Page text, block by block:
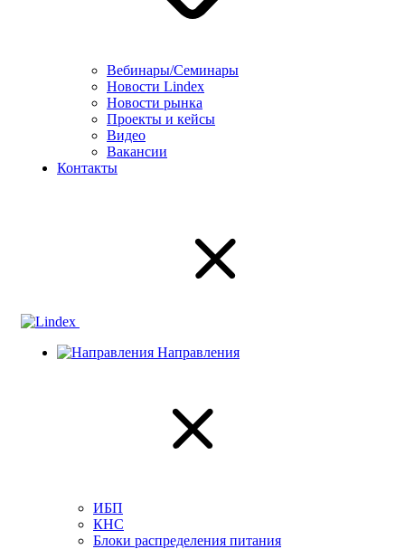
Вебинары/Семинары
Новости Lindex
Новости рынка
Проекты и кейсы
Видео
Вакансии
Контакты
Направления
ИБП
КНС
Блоки распределения питания